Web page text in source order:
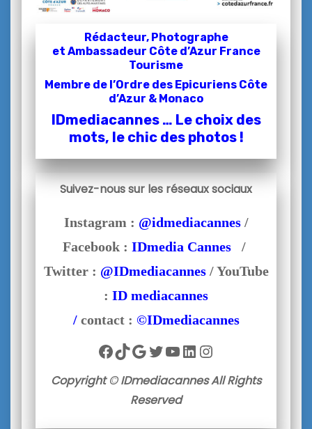
Rédacteur, Photographe
et Ambassadeur Côte d’Azur France
Tourisme
Membre de l’Ordre des Epicuriens Côte
d’Azur & Monaco
IDmediacannes … Le choix des
mots, le chic des photos !
Suivez-nous sur les réseaux sociaux
Instagram : @idmediacannes/
Facebook : IDmedia Cannes /
Twitter : @IDmediacannes/ YouTube
: ID mediacannes
/ contact : ©IDmediacannes
Facebook
TikTok
Google
Twitter
YouTube
LinkedIn
Instagram
Copyright © IDmediacannes All Rights
Reserved